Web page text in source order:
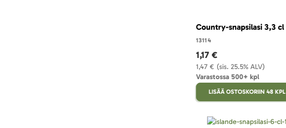
Country-snapsilasi 3,3 cl
13114
(sis. 25.5% ALV)
1,47 €
1,17 €
Varastossa 500+ kpl
LISÄÄ OSTOSKORIIN 48 KPL